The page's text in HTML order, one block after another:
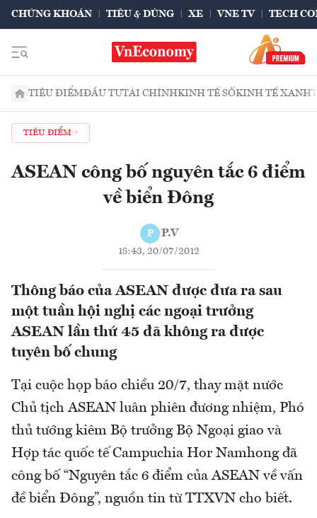
CHỨNG KHOÁN TIÊU & DÙNG XE VNE TV TECH
TIÊU ĐIỂMĐẦU TƯTÀI CHÍNHKINH TẾ SỐKINH TẾ XANH
TIÊU ĐIỂM
ASEAN công bố nguyên tắc 6 điểm
về biển Đông
P P.V
18:43, 20/07/2012
Thông báo của ASEAN được đưa ra sau
một tuần hội nghị các ngoại trưởng
ASEAN lần thứ 45 đã không ra được
tuyên bố chung
Tại cuộc họp báo chiều 20/7, thay mặt nước
Chủ tịch ASEAN luân phiên đương nhiệm, Phó
thủ tướng kiêm Bộ trưởng Bộ Ngoại giao và
Hợp tác quốc tế Campuchia Hor Namhong đã
công bố “Nguyên tắc 6 điểm của ASEAN về vấn
đề biển Đông”, nguồn tin từ TTXVN cho biết.